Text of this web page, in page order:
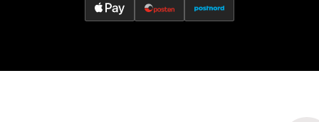
Strandtorget, 2609 Lillehammer
Åpent i dag 09-20